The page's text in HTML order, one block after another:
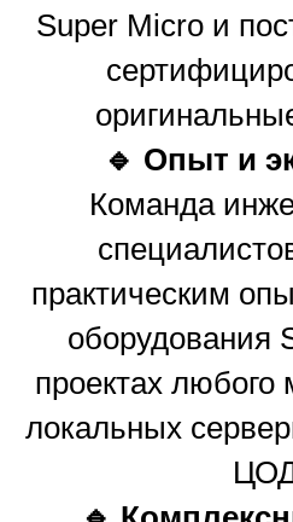
Super Micro и
🔹 Опыт и
Команда
практическим
оборудования
проектах
локальных